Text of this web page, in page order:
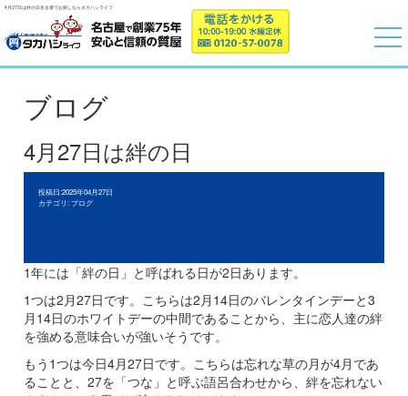
4月27日は絆の日名古屋でお探しならタカハシライフ
ブログ
4月27日は絆の日
投稿日:2025年04月27日
カテゴリ:ブログ
1年には「絆の日」と呼ばれる日が2日あります。
1つは2月27日です。こちらは2月14日のバレンタインデーと3
月14日のホワイトデーの中間であることから、主に恋人達の絆
を強める意味合いが強いそうです。
もう1つは今日4月27日です。こちらは忘れな草の月が4月であ
ることと、27を「つな」と呼ぶ語呂合わせから、絆を忘れない